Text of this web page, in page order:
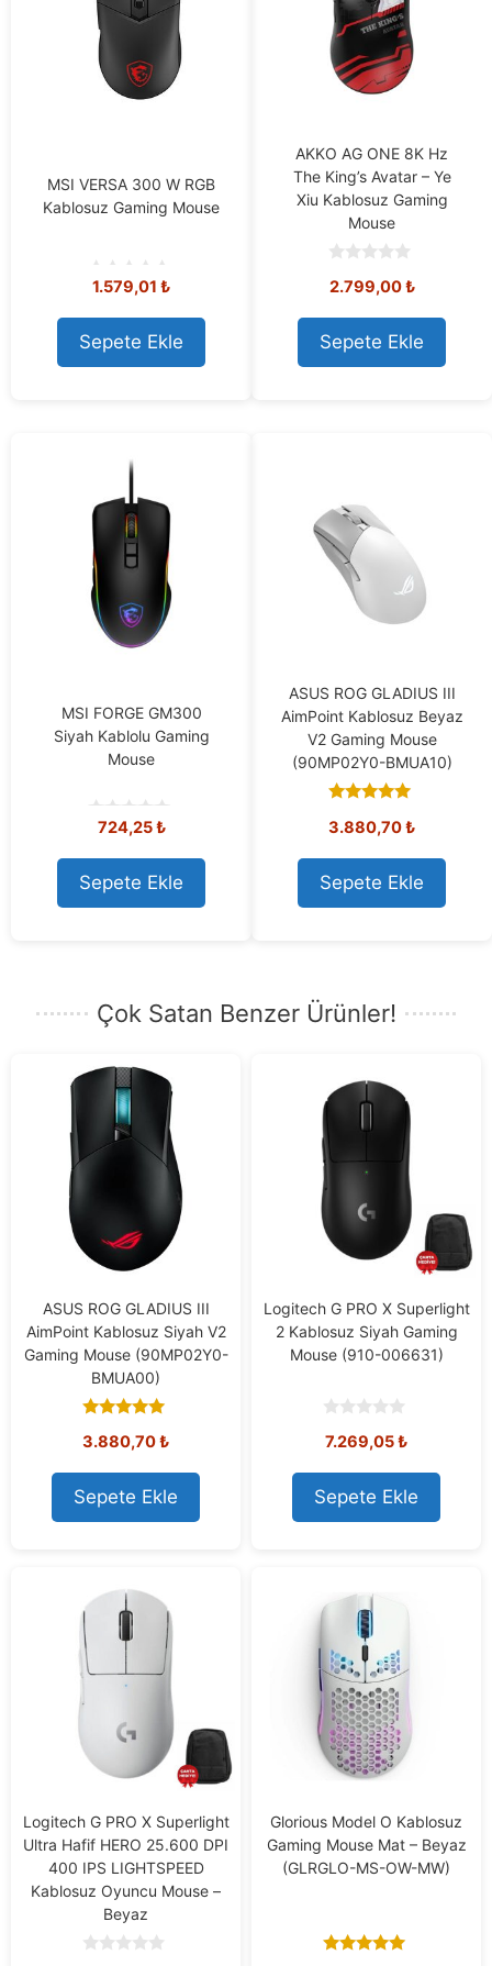
MSI VERSA 300 W RGB
Kablosuz Gaming Mouse
0
u
t
o
f
1.579,01 ₺
Sepete Ekle
AKKO AG ONE 8K Hz
The King’s Avatar – Ye
Xiu Kablosuz Gaming
Mouse
o
t
o
f
5
2.799,00₺
Sepete Ekle
MSI FORGE GM300
Siyah Kablolu Gaming
Mouse
u
t
o
f
724,25₺
Sepete Ekle
ASUS ROG GLADIUS III
AimPoint Kablosuz Beyaz
V2 Gaming Mouse
(90MP02Y0-BMUA10)
out of 5
3.880,70₺
Sepete Ekle
Çok Satan Benzer Ürünler!
ASUS ROG GLADIUS III
AimPoint Kablosuz Siyah V2
Gaming Mouse (90MP02Y0-
BMUA00)
out of 5
3.880,70₺
Sepete Ekle
Logitech G PRO X Superlight
2 Kablosuz Siyah Gaming
Mouse (910-006631)
o
t
o
f
5
Orijinal
7.778,73 ₺.
7.269,05₺Mevcut
Sepete Ekle
Logitech G PRO X Superlight
Ultra Hafif HERO 25.600 DPI
400 IPS LIGHTSPEED
Kablosuz Oyuncu Mouse –
Beyaz
Glorious Model O Kablosuz
Gaming Mouse Mat – Beyaz
(GLRGLO-MS-OW-MW)